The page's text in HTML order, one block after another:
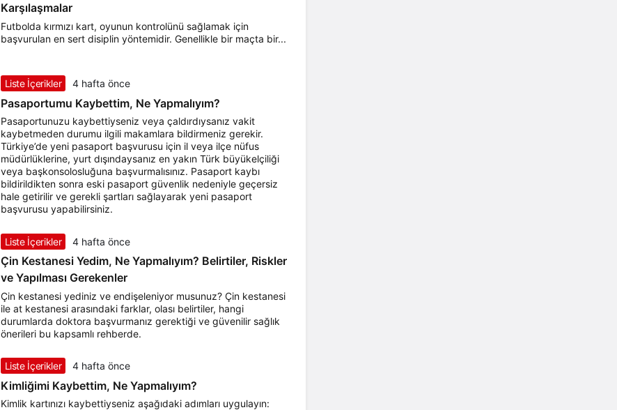
Karşılaşmalar
Futbolda kırmızı kart, oyunun kontrolünü sağlamak için
başvurulan en sert disiplin yöntemidir. Genellikle bir maçta bir...
Liste İçerikler 4 hafta önce
Pasaportumu Kaybettim, Ne Yapmalıyım?
Pasaportunuzu kaybettiyseniz veya çaldırdıysanız vakit
kaybetmeden durumu ilgili makamlara bildirmeniz gerekir.
Türkiye’de yeni pasaport başvurusu için il veya ilçe nüfus
müdürlüklerine, yurt dışındaysanız en yakın Türk büyükelçiliği
veya başkonsolosluğuna başvurmalısınız. Pasaport kaybı
bildirildikten sonra eski pasaport güvenlik nedeniyle geçersiz
hale getirilir ve gerekli şartları sağlayarak yeni pasaport
başvurusu yapabilirsiniz.
Liste İçerikler 4 hafta önce
Çin Kestanesi Yedim, Ne Yapmalıyım? Belirtiler, Riskler
ve Yapılması Gerekenler
Çin kestanesi yediniz ve endişeleniyor musunuz? Çin kestanesi
ile at kestanesi arasındaki farklar, olası belirtiler, hangi
durumlarda doktora başvurmanız gerektiği ve güvenilir sağlık
önerileri bu kapsamlı rehberde.
Liste İçerikler 4 hafta önce
Kimliğimi Kaybettim, Ne Yapmalıyım?
Kimlik kartınızı kaybettiyseniz aşağıdaki adımları uygulayın: